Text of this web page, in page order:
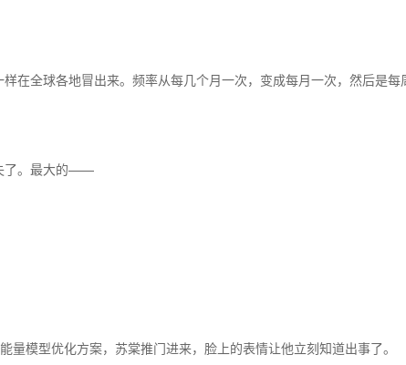
在全球各地冒出来。频率从每几个月一次，变成每月一次，然后是每
了。最大的——
模型优化方案，苏棠推门进来，脸上的表情让他立刻知道出事了。